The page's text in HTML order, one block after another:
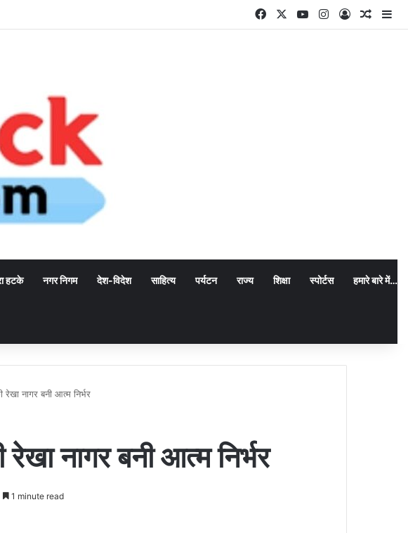
FacebookYouTubeInstagram
Log In
हटके नगर निगम देश-विदेश साहित्य पर्यटन राज्य शिक्षा स्पोर्टस हमारे बारे में…
नागर बनी आत्‍म निर्भर
नागर बनी आत्‍म निर्भर
1 minute read